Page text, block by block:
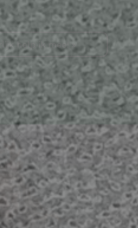
help ik mee! »